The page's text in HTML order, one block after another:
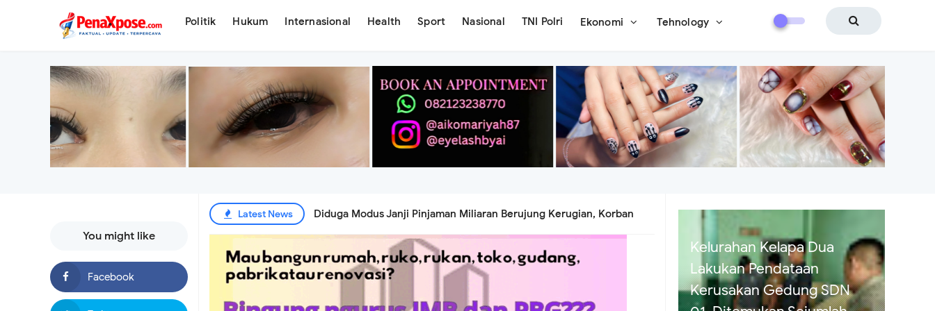
. Politik Hukum Internasional Health Sport Nasional TNI Polri Ekonomi Tehnology
You might like
Latest News Diduga Modus Janji Pinjaman Miliaran Berujung Kerugian, Korban
Tagih Tanggung Jawab Pemberi Dana
Diduga Modus Janji
Pinjaman Miliaran Berujung